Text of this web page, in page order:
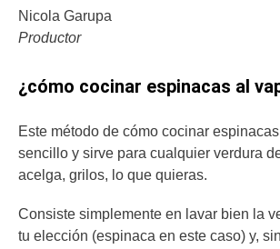
Nicola Garupa
Productor
¿cómo cocinar espinacas al
Este método de cómo cocinar
sencillo y sirve para cualquier verdura
acelga, grilos, lo que quieras.
Consiste simplemente en lavar bien la
tu elección (espinaca en este caso) y,